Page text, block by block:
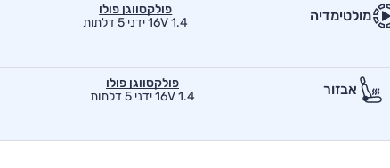
מולטימדיה
פולקסווגן פולו
1.4 16V ידני 5 דלתות
אבזור
פולקסווגן פולו
1.4 16V ידני 5 דלתות